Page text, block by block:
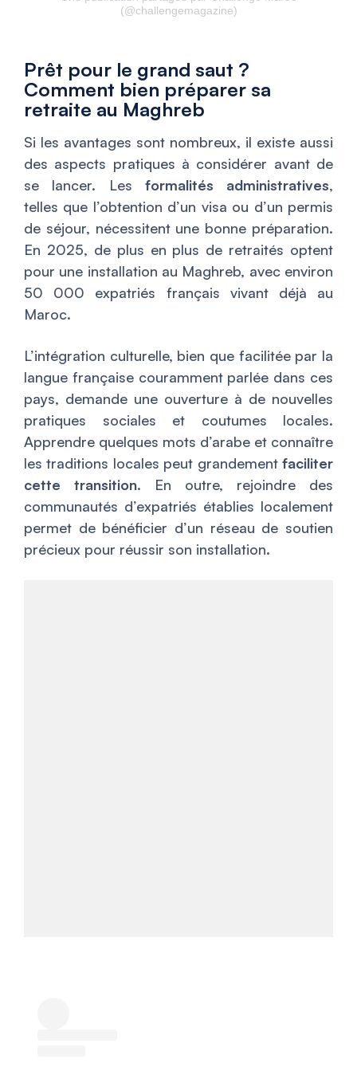
(@challengemagazine)
Prêt pour le grand saut ?
Comment bien préparer sa
retraite au Maghreb
Si les avantages sont nombreux, il existe aussi
des aspects pratiques à considérer avant de
se lancer. Les formalités administratives,
telles que l’obtention d’un visa ou d’un permis
de séjour, nécessitent une bonne préparation.
En 2025, de plus en plus de retraités optent
pour une installation au Maghreb, avec environ
50 000 expatriés français vivant déjà au
Maroc.
L’intégration culturelle, bien que facilitée par la
langue française couramment parlée dans ces
pays, demande une ouverture à de nouvelles
pratiques sociales et coutumes locales.
Apprendre quelques mots d’arabe et connaître
les traditions locales peut grandement faciliter
cette transition. En outre, rejoindre des
communautés d’expatriés établies localement
permet de bénéficier d’un réseau de soutien
précieux pour réussir son installation.